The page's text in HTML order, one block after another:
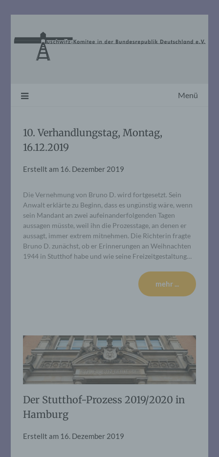
Menü
10. Verhandlungstag, Montag,
16.12.2019
Erstellt am 16. Dezember 2019
Die Vernehmung von Bruno D. wird fortgesetzt. Sein
Anwalt erklärte zu Beginn, dass es ungünstig wäre, wenn
sein Mandant an zwei aufeinanderfolgenden Tagen
aussagen müsste, weil ihn die Prozesstage, an denen er
aussagt, immer extrem mitnehmen. Die Richterin fragte
Bruno D. zunächst, ob er Erinnerungen an Weihnachten
1944 in Stutthof habe und wie seine Freizeitgestaltung…
mehr ...
Der Stutthof-Prozess 2019/2020 in
Hamburg
Erstellt am 16. Dezember 2019